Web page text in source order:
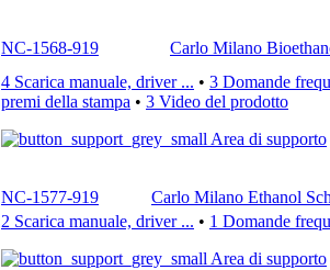
NC-1568-919
Carlo Milano
4 Scarica manuale, driver ... • 3 Domande
premi della stampa • 3 Video del prodotto
Area di supporto
NC-1577-919
Carlo Milano Ethanol
2 Scarica manuale, driver ... • 1 Domande
Area di supporto